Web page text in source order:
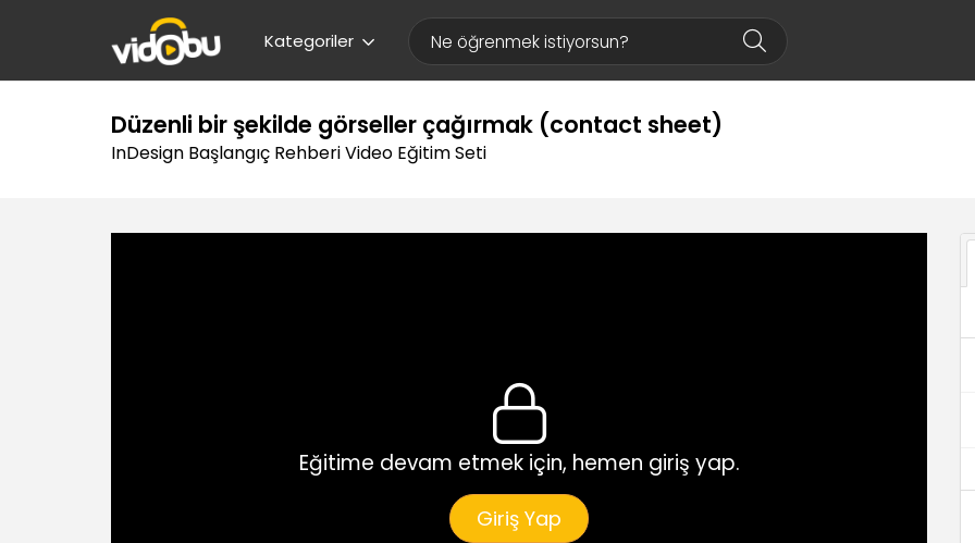
Kategoriler
Düzenli bir şekilde görseller çağırmak (contact sheet)
InDesign Başlangıç Rehberi Video Eğitim Seti
Eğitime devam etmek için, hemen giriş yap.
Giriş Yap